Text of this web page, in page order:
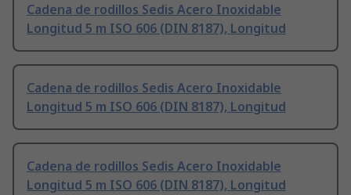
Cadena de rodillos Sedis Acero Inoxidable
Longitud 5 m ISO 606 (DIN 8187), Longitud
Cadena de rodillos Sedis Acero Inoxidable
Longitud 5 m ISO 606 (DIN 8187), Longitud
Cadena de rodillos Sedis Acero Inoxidable
Longitud 5 m ISO 606 (DIN 8187), Longitud